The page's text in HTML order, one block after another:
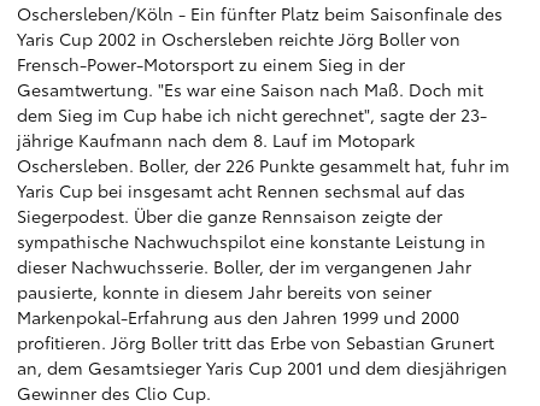
Oschersleben/Köln - Ein fünfter Platz beim Saisonfinale des
Yaris Cup 2002 in Oschersleben reichte Jörg Boller von
Frensch-Power-Motorsport zu einem Sieg in der
Gesamtwertung. "Es war eine Saison nach Maß. Doch mit
dem Sieg im Cup habe ich nicht gerechnet", sagte der 23-
jährige Kaufmann nach dem 8. Lauf im Motopark
Oschersleben. Boller, der 226 Punkte gesammelt hat, fuhr im
Yaris Cup bei insgesamt acht Rennen sechsmal auf das
Siegerpodest. Über die ganze Rennsaison zeigte der
sympathische Nachwuchspilot eine konstante Leistung in
dieser Nachwuchsserie. Boller, der im vergangenen Jahr
pausierte, konnte in diesem Jahr bereits von seiner
Markenpokal-Erfahrung aus den Jahren 1999 und 2000
profitieren. Jörg Boller tritt das Erbe von Sebastian Grunert
an, dem Gesamtsieger Yaris Cup 2001 und dem diesjährigen
Gewinner des Clio Cup.